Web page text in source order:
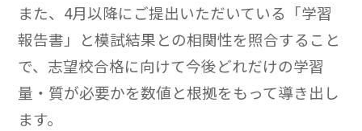
また、4月以降にご提出いただいている「学習
報告書」と模試結果との相関性を照合すること
で、志望校合格に向けて今後どれだけの学習
量・質が必要かを数値と根拠をもって導き出し
ます。